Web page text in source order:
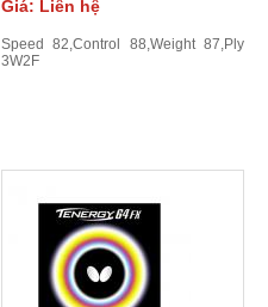
Giá: Liên hệ
Speed 82,Control 88,Weight 87,Ply
3W2F